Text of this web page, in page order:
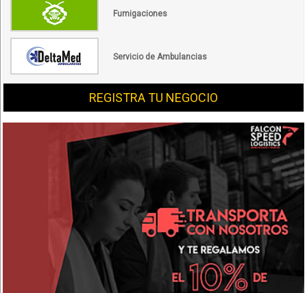
Fumigaciones
Servicio de Ambulancias
REGISTRA TU NEGOCIO